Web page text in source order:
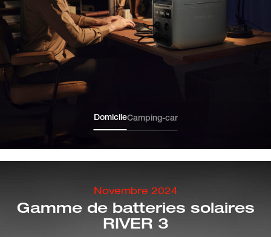
DomicileCamping-car
Novembre 2024
Gamme de batteries solaires
RIVER 3